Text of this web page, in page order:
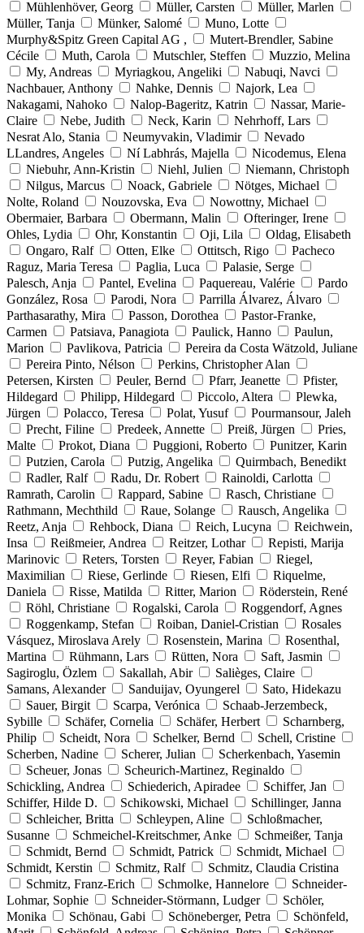
Mühlenhöver, Georg
Müller, Carsten
Müller, Marlen
Müller, Tanja
Münker, Salomé
Muno, Lotte
Murphy&Spitz Green Capital AG ,
Mutert-Brendler, Sabine
Cécile
Muth, Carola Mutschler, Steffen
Muzzio, Melina
My, Andreas
Myriagkou, Angeliki
Nabuqi, Navci
Nachbauer, Anthony
Nahke, Dennis
Najork, Lea
Nakagami, Nahoko
Nalop-Bageritz, Katrin
Nassar, Marie-
Claire
Nebe, Judith Neck, Karin
Nehrhoff, Lars
Nesrat Alo, Stania
Neumyvakin, Vladimir
Nevado
LLandres, Angeles
Ní Labhrás, Majella
Nicodemus, Elena
Niebuhr, Ann-Kristin
Niehl, Julien
Niemann, Christoph
Nilgus, Marcus
Noack, Gabriele
Nötges, Michael
Nolte, Roland
Nouzovska, Eva
Nowottny, Michael
Obermaier, Barbara
Obermann, Malin
Ofteringer, Irene
Ohles, Lydia
Ohr, Konstantin Oji, Lila
Oldag, Elisabeth
Ongaro, Ralf
Otten, Elke Ottitsch, Rigo
Pacheco
Raguz, Maria Teresa
Paglia, Luca
Palasie, Serge
Palesch, Anja
Pantel, Evelina Paquereau, Valérie
Pardo
González, Rosa
Parodi, Nora
Parrilla Álvarez, Álvaro
Parthasarathy, Mira
Passon, Dorothea
Pastor-Franke,
Carmen
Patsiava, Panagiota Paulick, Hanno
Paulun,
Marion
Pavlikova, Patricia
Pereira da Costa Wätzold, Juliane
Pereira Pinto, Nélson
Perkins, Christopher Alan
Petersen, Kirsten
Peuler, Bernd Pfarr, Jeanette
Pfister,
Hildegard
Philipp, Hildegard Piccolo, Altera
Plewka,
Jürgen
Polacco, Teresa Polat, Yusuf
Pourmansour, Jaleh
Precht, Filine
Predeek, Annette Preiß, Jürgen
Pries,
Malte
Prokot, Diana Puggioni, Roberto
Punitzer, Karin
Putzien, Carola
Putzig, Angelika
Quirmbach, Benedikt
Radler, Ralf
Radu, Dr. Robert
Rainoldi, Carlotta
Ramrath, Carolin
Rappard, Sabine
Rasch, Christiane
Rathmann, Mechthild
Raue, Solange
Rausch, Angelika
Reetz, Anja
Rehbock, Diana Reich, Lucyna
Reichwein,
Insa
Reißmeier, Andrea Reitzer, Lothar
Repisti, Marija
Marinovic
Reters, Torsten Reyer, Fabian
Riegel,
Maximilian
Riese, Gerlinde Riesen, Elfi
Riquelme,
Daniela
Risse, Matilda Ritter, Marion
Röderstein, René
Röhl, Christiane
Rogalski, Carola
Roggendorf, Agnes
Roggenkamp, Stefan
Roiban, Daniel-Cristian
Rosales
Vásquez, Miroslava Arely
Rosenstein, Marina
Rosenthal,
Martina
Rühmann, Lars Rütten, Nora
Saft, Jasmin
Sagiroglu, Özlem
Sakallah, Abir
Salièges, Claire
Samans, Alexander
Sanduijav, Oyungerel
Sato, Hidekazu
Sauer, Birgit
Scarpa, Verónica
Schaab-Jerzembeck,
Sybille
Schäfer, Cornelia Schäfer, Herbert
Scharnberg,
Philip
Scheidt, Nora Schelker, Bernd
Schell, Cristine
Scherben, Nadine
Scherer, Julian
Scherkenbach, Yasemin
Scheuer, Jonas
Scheurich-Martinez, Reginaldo
Schickling, Andrea
Schiederich, Apiradee
Schiffer, Jan
Schiffer, Hilde D.
Schikowski, Michael
Schillinger, Janna
Schleicher, Britta
Schleypen, Aline
Schloßmacher,
Susanne
Schmeichel-Kreitschmer, Anke
Schmeißer, Tanja
Schmidt, Bernd
Schmidt, Patrick
Schmidt, Michael
Schmidt, Kerstin
Schmitz, Ralf
Schmitz, Claudia Cristina
Schmitz, Franz-Erich
Schmolke, Hannelore
Schneider-
Lohmar, Sophie
Schneider-Störmann, Ludger
Schöler,
Monika
Schönau, Gabi Schöneberger, Petra
Schönfeld,